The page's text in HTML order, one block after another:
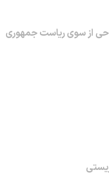
از سوی ریاست جمهوری